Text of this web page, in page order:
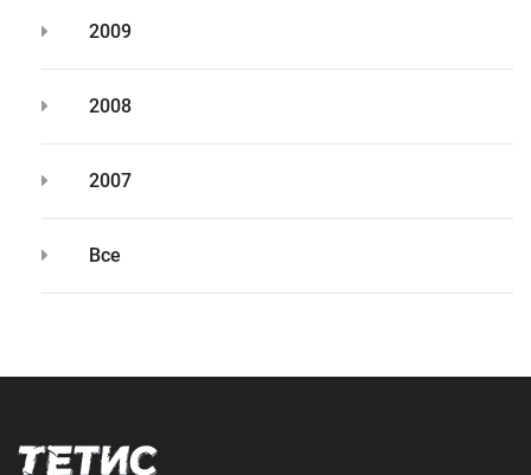
2009
2008
2007
Все